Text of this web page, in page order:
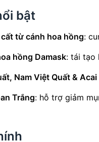
bật
từ cánh hoa hồng:
hồng Damask: tái tạo
Nam Việt Quất & Acai
Trắng: hỗ trợ giảm